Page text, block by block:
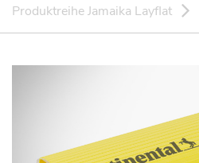
Produktreihe Jamaika Layflat